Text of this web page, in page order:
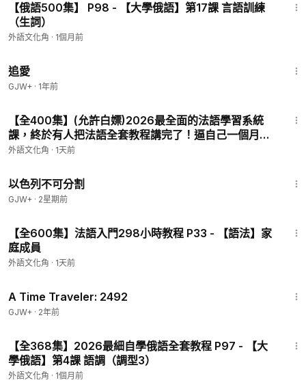
【俄語500集】 P98 - 【大學俄語】第17課 言語訓練
（生詞）
外語文化角 · 1個月前
追愛
GJW+ · 1年前
【全400集】(允許白嫖)2026最全面的法語學習系統
課，終於有人把法語全套教程講完了！逼自己一個月學
完，你的法語就牛啦，全程乾貨無廢話！ P28 - 【詞
外語文化角 · 1天前
以色列不可分割
GJW+ · 2星期前
【全600集】法語入門298小時教程 P33 - 【語法】家
庭成員
外語文化角 · 1天前
A Time Traveler: 2492
GJW+ · 2年前
【全368集】2026最細自學俄語全套教程 P97 - 【大
學俄語】第4課 語調（調型3）
外語文化角 · 1個月前